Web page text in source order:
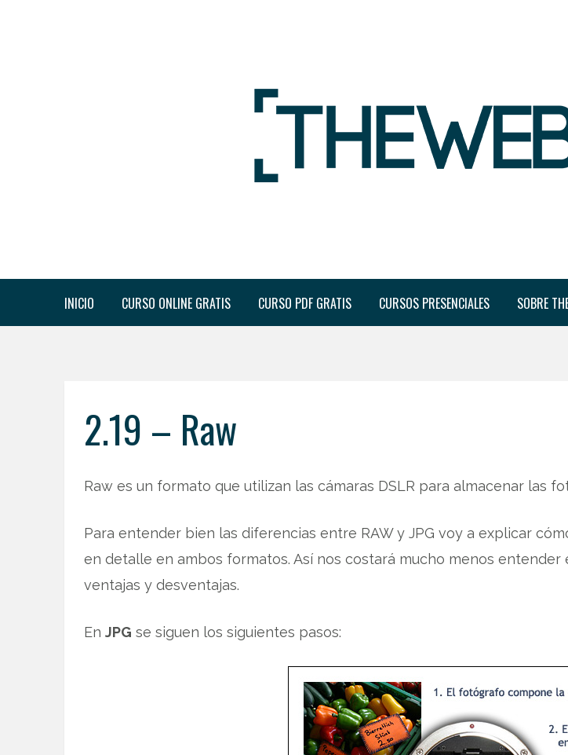
INICIO CURSO ONLINE GRATIS CURSO PDF GRATIS CURSOS PRESENCIALES SOBRE
2.19 – Raw
Raw es un formato que utilizan las cámaras DSLR para almacenar las
Para entender bien las diferencias entre RAW y JPG voy a explicar
en detalle en ambos formatos. Así nos costará mucho menos
ventajas y desventajas.
En JPG se siguen los siguientes pasos: